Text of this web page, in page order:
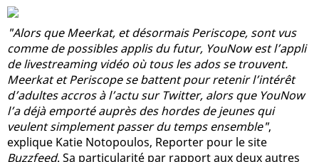
"Alors que Meerkat, et désormais Periscope, sont vus
comme de possibles applis du futur, YouNow est l’appli
de livestreaming vidéo où tous les ados se trouvent.
Meerkat et Periscope se battent pour retenir l’intérêt
d’adultes accros à l’actu sur Twitter, alors que YouNow
l’a déjà emporté auprès des hordes de jeunes qui
veulent simplement passer du temps ensemble",
explique Katie Notopoulos, Reporter pour le site
Buzzfeed. Sa particularité par rapport aux deux autres